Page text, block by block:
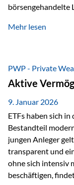
börsengehandelte
dabei nicht auf
Private Wealth
Stufe 1:
Mehr lesen
PWP - Private
Aktive
9. Januar 2026
ETFs haben sich
Bestandteil
jungen Anleger
transparent und
ohne sich intensiv
beschäftigen,